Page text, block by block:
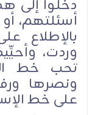
دخلوا إلى
أسئلتهم،
بالإطلاع
وردت،
تحب خط
ونصرها
على خط